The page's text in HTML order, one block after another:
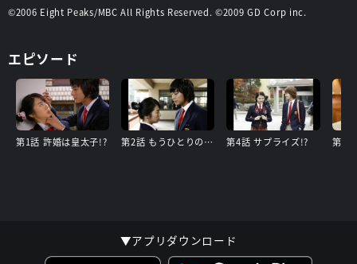
©2006 Eight Peaks/MBC All Rights Reserved. ©2009 GD Corp inc.
エピソード
第1話 許婚は皇太子!? 第2話 もうひとりの皇太子? 第4話 サプライズ!?
▼アプリダウンロード